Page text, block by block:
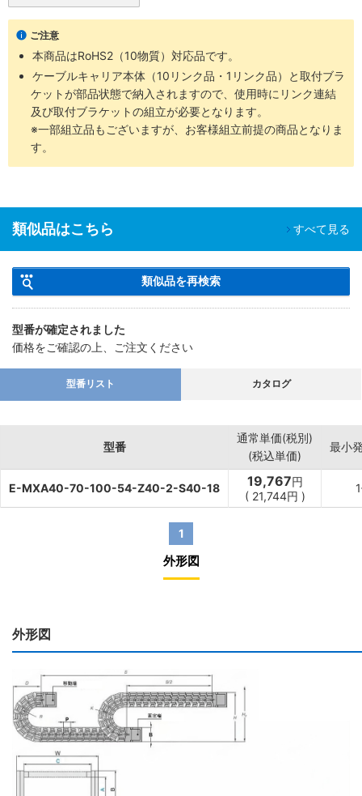
ご注意
本商品はRoHS2（10物質）対応品です。
ケーブルキャリア本体（10リンク品・1リンク品）と取付ブラ
ケットが部品状態で納入されますので、使用時にリンク連結
及び取付ブラケットの組立が必要となります。
※一部組立品もございますが、お客様組立前提の商品となりま
す。
類似品はこちら すべて見る
類似品を再検索
型番が確定されました
価格をご確認の上、ご注文ください
型番リスト カタログ
型番
通常単価(税別)
(税込単価)
最小
E-MXA40-70-100-54-Z40-2-S40-18 19,767円
( 21,744円 )
1
外形図
外形図